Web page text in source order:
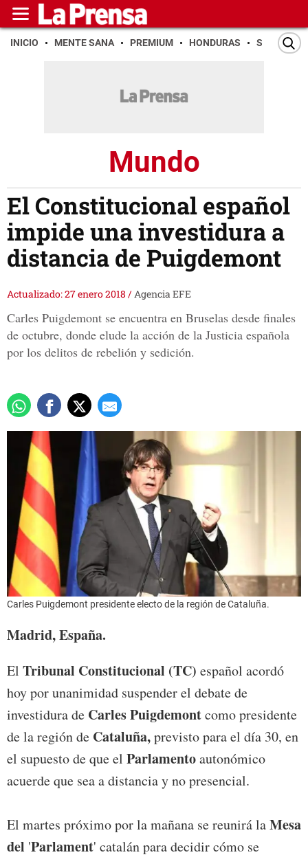
INICIO MENTE SANA PREMIUM HONDURAS SAN PEDRO
Mundo
El Constitucional español
impide una investidura a
distancia de Puigdemont
Actualizado: 27 enero 2018 /Agencia EFE
Carles Puigdemont se encuentra en Bruselas desde finales
de octubre, donde elude la acción de la Justicia española
por los delitos de rebelión y sedición.
Carles Puigdemont presidente electo de la región de Cataluña.
Madrid, España.
El Tribunal Constitucional (TC) español acordó
hoy por unanimidad suspender el debate de
investidura de Carles Puigdemontcomo presidente
de la región de Cataluña,previsto para el día 30, en
el supuesto de que el Parlamentoautonómico
acuerde que sea a distancia y no presencial.
El martes próximo por la mañana se reunirá laMesa
del 'Parlament' catalán para decidir cómo se